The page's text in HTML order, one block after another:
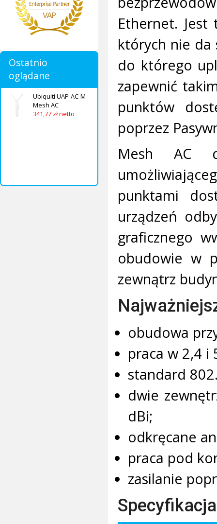
Ostatnio
oglądane
Ubiquiti UAP-AC-M
Mesh AC
341,77 zł netto
Ethernet.
których nie da
do którego
zapewnić
punktów
poprzez
Mesh AC
punktami
urządzeń
graficznego
obudowie w
zewnątrz
obudowa
praca w 2,4 i
standard
dwie
dBi;
odkręcane
praca pod
zasilanie
Specyfikacja